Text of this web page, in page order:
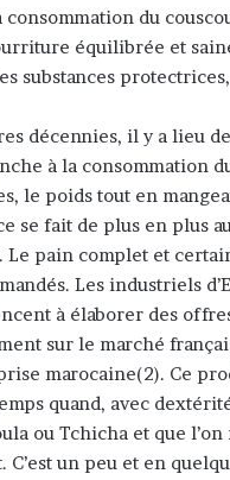
du
équilibrée et
substances
décennies, il y a lieu
à la
le poids tout en
se fait de plus en plus
pain complet et
Les industriels
à élaborer des
sur le marché
marocaine(2). Ce
quand, avec
ou Tchicha et que
un peu et en